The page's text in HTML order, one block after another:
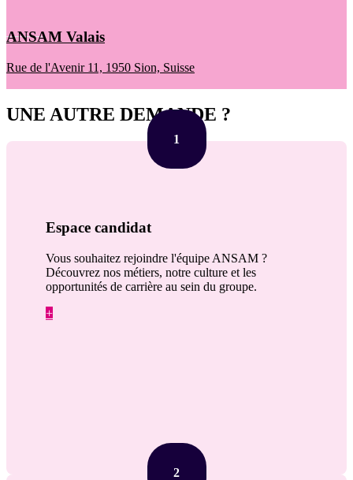
ANSAM Valais
Rue de l'Avenir 11, 1950 Sion, Suisse
UNE AUTRE DEMANDE ?
1
Espace candidat
Vous souhaitez rejoindre l'équipe ANSAM ?
Découvrez nos métiers, notre culture et les
opportunités de carrière au sein du groupe.
+
2